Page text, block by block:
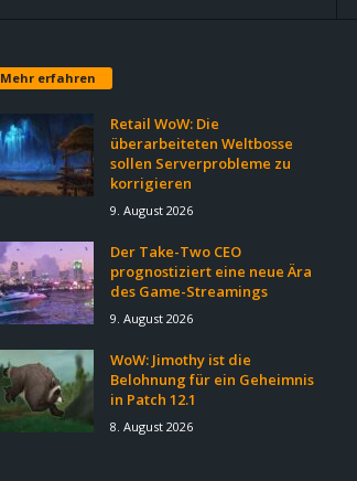
Mehr erfahren
Retail WoW: Die
überarbeiteten Weltbosse
sollen Serverprobleme zu
korrigieren
9. August 2026
Der Take-Two CEO
prognostiziert eine neue Ära
des Game-Streamings
9. August 2026
WoW: Jimothy ist die
Belohnung für ein Geheimnis
in Patch 12.1
8. August 2026